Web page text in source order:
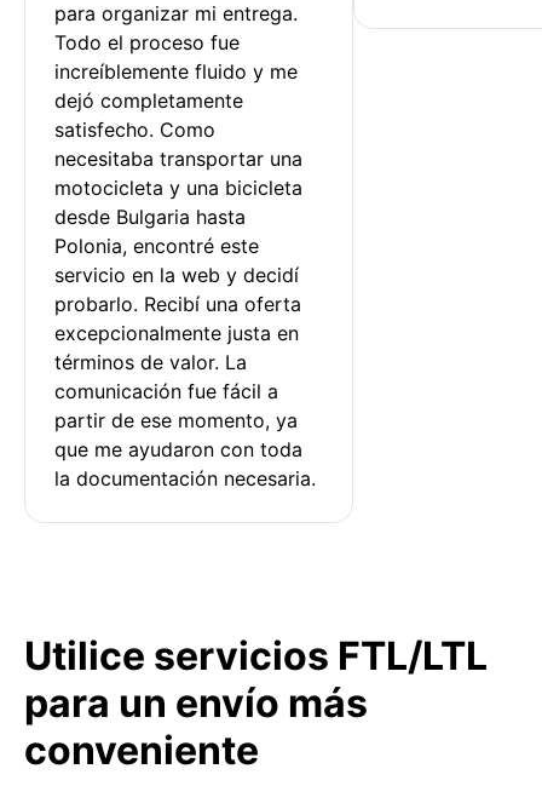
para organizar mi entrega.
Todo el proceso fue
increíblemente fluido y me
dejó completamente
satisfecho. Como
necesitaba transportar una
motocicleta y una bicicleta
desde Bulgaria hasta
Polonia, encontré este
servicio en la web y decidí
probarlo. Recibí una oferta
excepcionalmente justa en
términos de valor. La
comunicación fue fácil a
partir de ese momento, ya
que me ayudaron con toda
la documentación necesaria.
Utilice servicios FTL/LTL
para un envío más
conveniente